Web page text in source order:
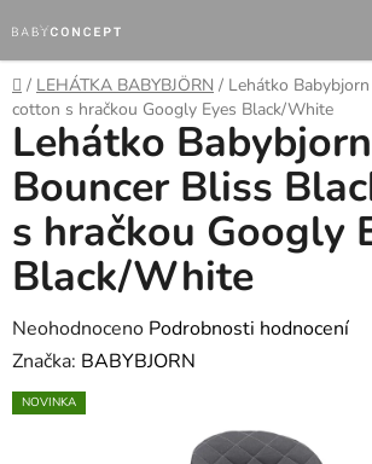
na
obsah
Domů
/ LEHÁTKA BABYBJÖRN / Lehátko
cotton s hračkou Googly Eyes Black/White
Lehátko Babybjorn
Bouncer Bliss
s hračkou Googly
Black/White
Průměrné
hodnocení
produktu
Neohodnoceno Podrobnosti hodnocení
Značka: BABYBJORN
NOVINKA